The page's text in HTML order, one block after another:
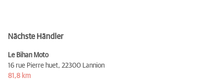
Nächste Händler
Le Bihan Moto
16 rue Pierre huet, 22300 Lannion
81,8 km